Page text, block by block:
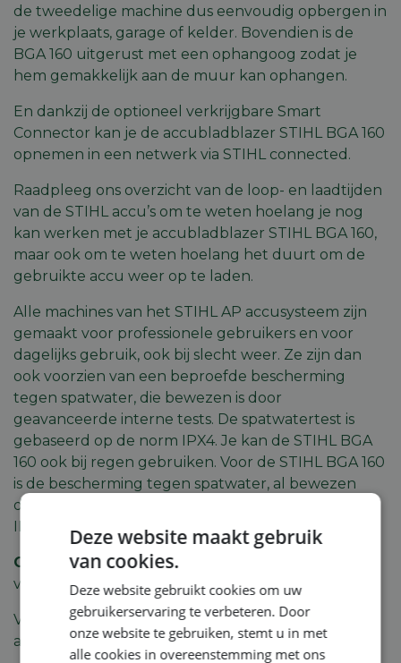
de tweedelige machine dus eenvoudig opbergen in
je werkplaats, garage of kelder. Bovendien is de
BGA 160 uitgerust met een ophangoog zodat je
hem gemakkelijk aan de muur kan ophangen.
En dankzij de optioneel verkrijgbare Smart
Connector kan je de accubladblazer STIHL BGA 160
opnemen in een netwerk via STIHL connected .
Raadpleeg ons overzicht van de loop- en laadtijden
van de STIHL accu’s om te weten hoelang je nog
kan werken met je accubladblazer STIHL BGA 160,
maar ook om te weten hoelang het duurt om de
gebruikte accu weer op te laden.
Alle machines van het STIHL AP accusysteem zijn
gemaakt voor professionele gebruikers en voor
dagelijks gebruik, ook bij slecht weer. Ze zijn dan
ook voorzien van een beproefde bescherming
tegen spatwater, die bewezen is door
geavanceerde interne tests. De spatwatertest is
gebaseerd op de norm IPX4. Je kan de STIHL BGA
160 ook bij regen gebruiken. Voor de STIHL BGA 160
is de bescherming tegen spatwater, al bewezen
door interne tests, extra gecertificeerd volgens
Opmerking : de accu AP 300 S is gecertificeerd
volgens beveiligingsgraad IPX4.
Voor een optimaal gebruik raadpleeg je best het
accucompatibiliteitsoverzicht.
Deze website maakt gebruik
van cookies.
Deze website gebruikt cookies om uw
gebruikerservaring te verbeteren. Door
onze website te gebruiken, stemt u in met
alle cookies in overeenstemming met ons